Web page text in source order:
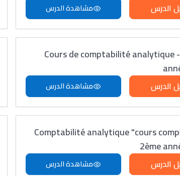
الدرس مشاهدة الدرس
Cours de comptabilité analytique
الدرس مشاهدة الدرس
Comptabilité analytique "cours
2ème
الدرس مشاهدة الدرس